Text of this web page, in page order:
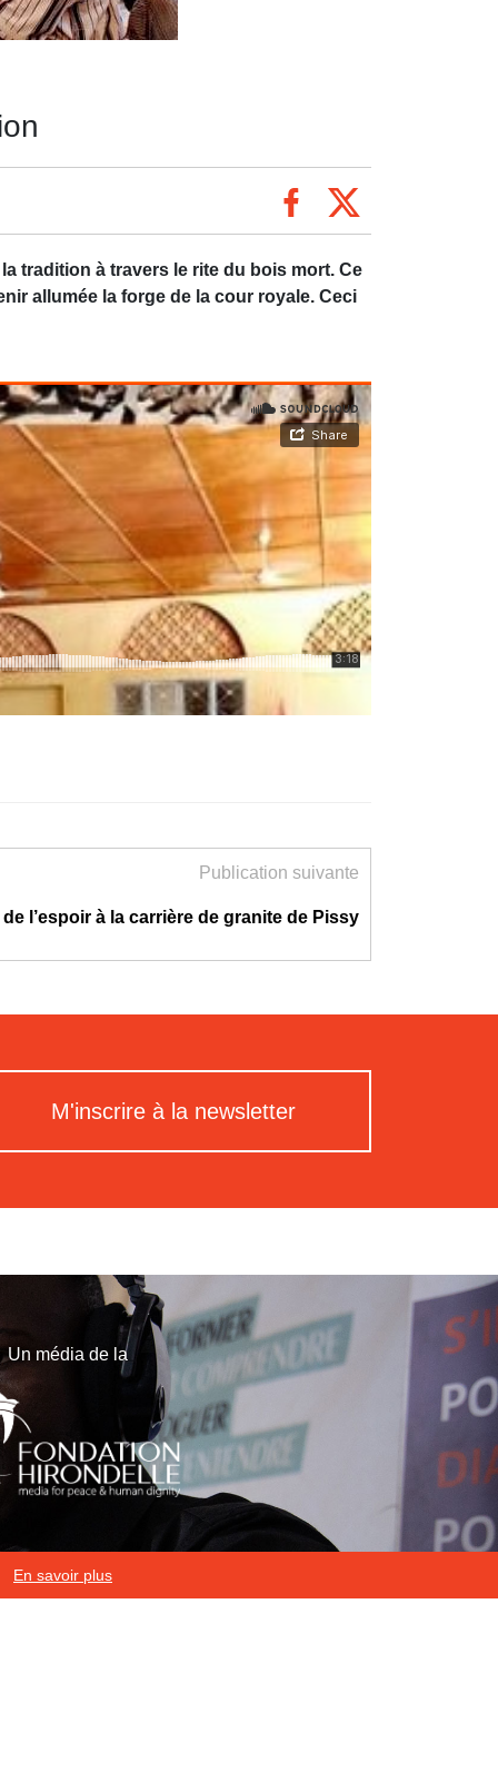
En savoir plus
tradition à travers le rite du bois mort. Ce
allumée la forge de la cour royale. Ceci
Publication suivante
l’espoir à la carrière de granite de Pissy
M'inscrire à la newsletter
Un média de la